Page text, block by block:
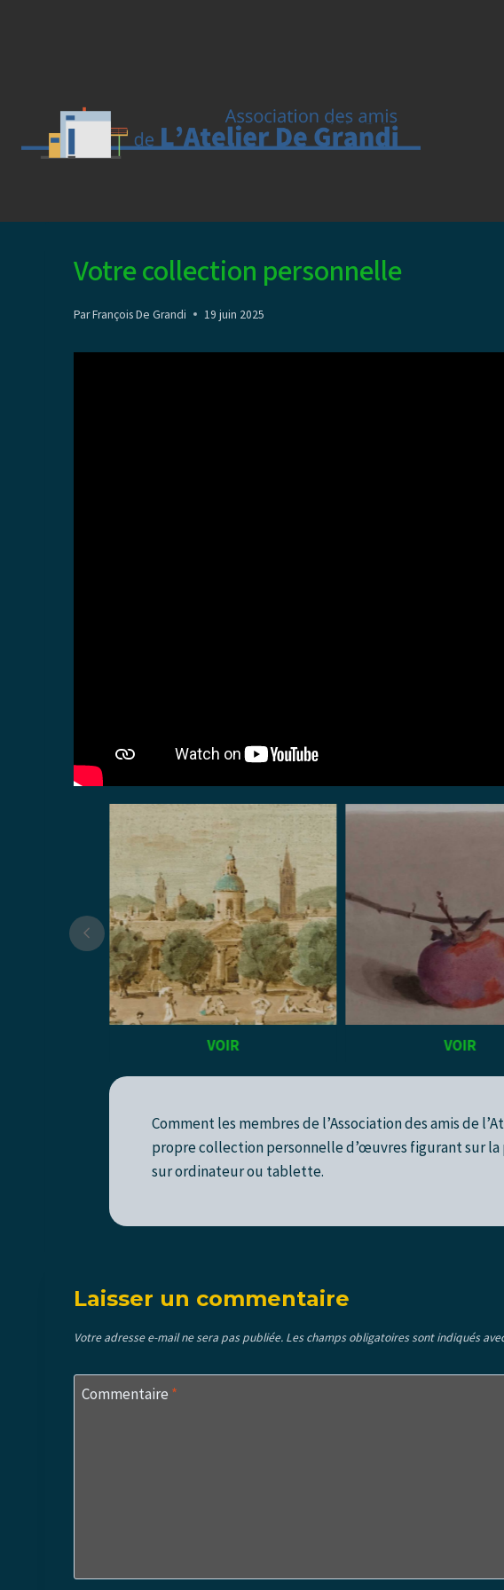
Votre collection personnelle
ParFrançois De Grandi 19 juin 2025
VOIR VOIR
Comment les membres de l’Association des amis de
propre collection personnelle d’œuvres figurant sur
sur ordinateur ou tablette.
Laisser un commentaire
Votre adresse e-mail ne sera pas publiée. Les champs obligatoires sont indiqués
Commentaire *